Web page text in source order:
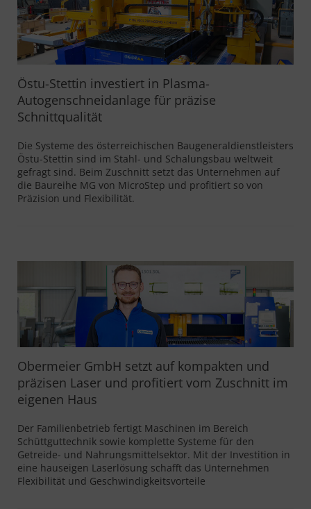
Östu-Stettin investiert in Plasma-
Autogenschneidanlage für präzise
Schnittqualität
Die Systeme des österreichischen Baugeneraldienstleisters
Östu-Stettin sind im Stahl- und Schalungsbau weltweit
gefragt sind. Beim Zuschnitt setzt das Unternehmen auf
die Baureihe MG von MicroStep und profitiert so von
Präzision und Flexibilität.
Obermeier GmbH setzt auf kompakten und
präzisen Laser und profitiert vom Zuschnitt im
eigenen Haus
Der Familienbetrieb fertigt Maschinen im Bereich
Schüttguttechnik sowie komplette Systeme für den
Getreide- und Nahrungsmittelsektor. Mit der Investition in
eine hauseigen Laserlösung schafft das Unternehmen
Flexibilität und Geschwindigkeitsvorteile